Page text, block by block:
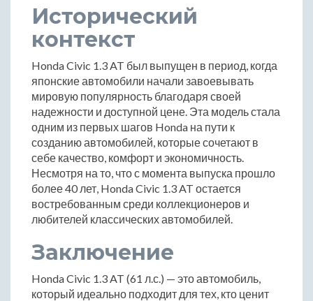
Исторический
контекст
Honda Civic 1.3 AT был выпущен в период, когда
японские автомобили начали завоевывать
мировую популярность благодаря своей
надежности и доступной цене. Эта модель стала
одним из первых шагов Honda на пути к
созданию автомобилей, которые сочетают в
себе качество, комфорт и экономичность.
Несмотря на то, что с момента выпуска прошло
более 40 лет, Honda Civic 1.3 AT остается
востребованным среди коллекционеров и
любителей классических автомобилей.
Заключение
Honda Civic 1.3 AT (61 л.с.) — это автомобиль,
который идеально подходит для тех, кто ценит